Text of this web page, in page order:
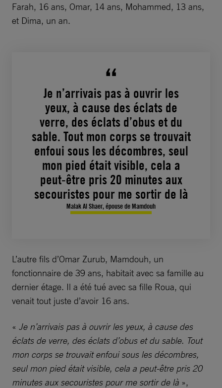
Farah, 16 ans, Omar, 14 ans, Mohammed, 13 ans,
et Dima, un an.
Je n’arrivais pas à ouvrir les
yeux, à cause des éclats de
verre, des éclats d’obus et du
sable. Tout mon corps se trouvait
enfoui sous les décombres, seul
mon pied était visible, cela a
peut-être pris 20 minutes aux
secouristes pour me sortir de là
Malak Al Shaer, épouse de Mamdouh
L’autre fils d’Omar Zurub, Mamdouh, un
fonctionnaire de 39 ans, habitait avec sa famille au
dernier étage. Il a été tué avec sa fille Roua, qui
venait tout juste d’avoir 16 ans.
« Je n’arrivais pas à ouvrir les yeux, à cause des
éclats de verre, des éclats d’obus et du sable. Tout
mon corps se trouvait enfoui sous les décombres,
seul mon pied était visible, cela a peut-être pris 20
minutes aux secouristes pour me sortir de là »,